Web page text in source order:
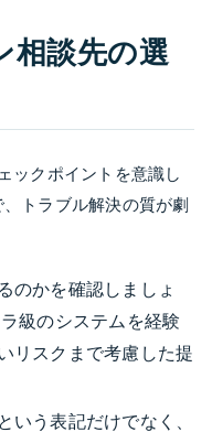
相談先の選
ックポイントを意識し
トラブル解決の質が劇
のかを確認しましょ
級のシステムを経験
リスクまで考慮した提
いう表記だけでなく、